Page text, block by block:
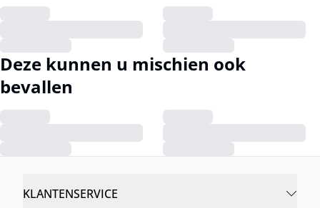
Deze kunnen u mischien ook
bevallen
KLANTENSERVICE